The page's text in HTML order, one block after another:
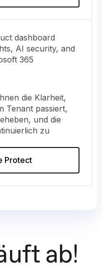
die Klarheit,
Tenant passiert,
und die
zu
Protect
ab!